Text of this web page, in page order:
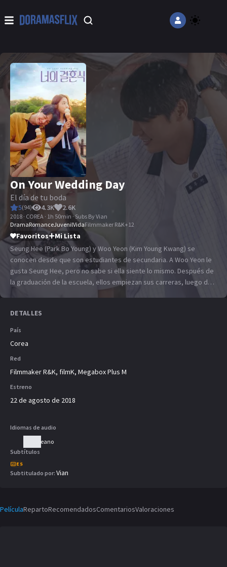
On Your Wedding Day
El día de tu boda
5(94) 4.3K 2.6K
2018 · COREA · 1h 50min · Subs By Vian
DramaRomanceJuvenilVidaFilmmaker R&K+12
Favoritos
Mi Lista
Seung Hee (Park Bo Young) y Woo Yeon (Kim Young Kwang) se
conocen desde que son estudiantes de secundaria. A Woo Yeon le
gusta Seung Hee, pero no sabe si ella siente lo mismo. Después de
la graduación de la escuela, ellos empiezan sus carreras, luego de
un tiempo Woo Yeon recibe la invitación de boda de Seung Hee.
DETALLES
País
Corea
Red
Filmmaker R&K, filmK, Megabox Plus M
Estreno
22 de agosto de 2018
Idiomas de audio
Coreano
Subtítulos
ES
Subtitulado por: Vian
PelículaRepartoRecomendadosComentariosValoraciones